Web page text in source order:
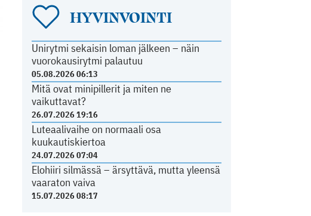
HYVINVOINTI
Unirytmi sekaisin loman jälkeen – näin
vuorokausirytmi palautuu
05.08.2026 06:13
Mitä ovat minipillerit ja miten ne
vaikuttavat?
26.07.2026 19:16
Luteaalivaihe on normaali osa
kuukautiskiertoa
24.07.2026 07:04
Elohiiri silmässä – ärsyttävä, mutta yleensä
vaaraton vaiva
15.07.2026 08:17